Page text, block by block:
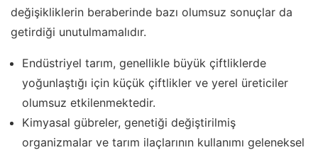
değişikliklerin beraberinde bazı olumsuz sonuçlar da
getirdiği unutulmamalıdır.
Endüstriyel tarım, genellikle büyük çiftliklerde
yoğunlaştığı için küçük çiftlikler ve yerel üreticiler
olumsuz etkilenmektedir.
Kimyasal gübreler, genetiği değiştirilmiş
organizmalar ve tarım ilaçlarının kullanımı geleneksel